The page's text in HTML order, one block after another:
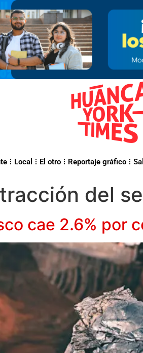
Local El otro Reportaje gráfico
del
cae 2.6% por